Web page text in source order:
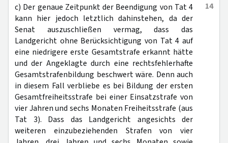
14
c) Der genaue Zeitpunkt der Beendigung von Tat 4
kann hier jedoch letztlich dahinstehen, da der
Senat auszuschließen vermag, dass das
Landgericht ohne Berücksichtigung von Tat 4 auf
eine niedrigere erste Gesamtstrafe erkannt hätte
und der Angeklagte durch eine rechtsfehlerhafte
Gesamtstrafenbildung beschwert wäre. Denn auch
in diesem Fall verbliebe es bei Bildung der ersten
Gesamtfreiheitsstrafe bei einer Einsatzstrafe von
vier Jahren und sechs Monaten Freiheitsstrafe (aus
Tat 3). Dass das Landgericht angesichts der
weiteren einzubeziehenden Strafen von vier